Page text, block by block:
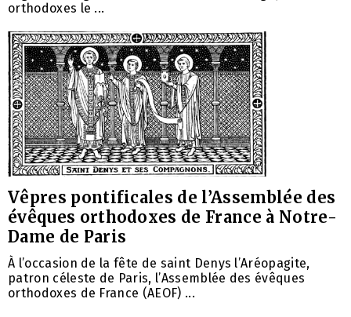
orthodoxes le ...
Vêpres pontificales de l’Assemblée des
évêques orthodoxes de France à Notre-
Dame de Paris
À l’occasion de la fête de saint Denys l’Aréopagite,
patron céleste de Paris, l’Assemblée des évêques
orthodoxes de France (AEOF) ...